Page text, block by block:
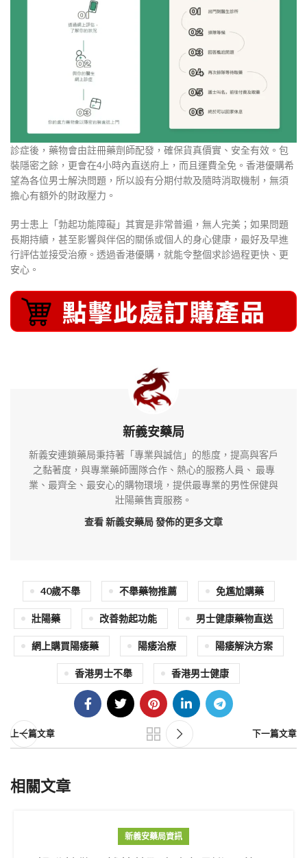
診症後，藥物會由註冊藥劑師配發，確保貨真價實、安全有效。包
裝隱密之餘，更會在4小時內直送府上，而且運費全免。香港優購希
望為各位男士解決問題，所以設有分期付款及隨時消取機制，無須
擔心有額外的財政壓力。
男士患上「勃起功能障礙」其實是非常普遍，無人完美；如果問題
長期持續，甚至影響與伴侶的關係或個人的身心健康，最好及早進
行評估並接受治療。透過香港優購，就能令整個求診過程更快、更
安心。
新義安藥局
新義安連鎖藥局秉持著「專業與誠信」的態度，提高與客戶
之黏著度，與專業藥師團隊合作、熱心的服務人員、 最專
業、最齊全、最安心的購物環境，提供最專業的男性保健與
壯陽藥售賣服務。
查看 新義安藥局發佈的更多文章
40歲不舉 不舉藥物推薦 免尷尬購藥
壯陽藥 改善勃起功能 男士健康藥物直送
網上購買陽痿藥 陽痿治療 陽痿解決方案
香港男士不舉 香港男士健康
上一篇文章 下一篇文章
相關文章
新義安藥局資訊